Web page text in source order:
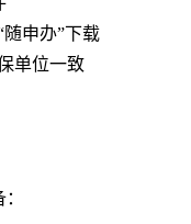
申办”下载
单位一致